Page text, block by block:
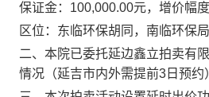
保证金： 100,000.00元，增价幅度
区位：东临环保胡同，南临环保
二、 本院已委托延边鑫立拍卖有
情况（延吉市内外需提前3 日预约